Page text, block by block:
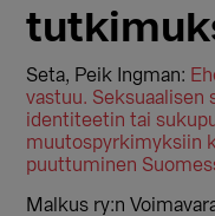
Seta, Peik Ingman:
vastuu.
identiteetin tai
muutospyrkimyksiin
puuttuminen
Malkus ry:n